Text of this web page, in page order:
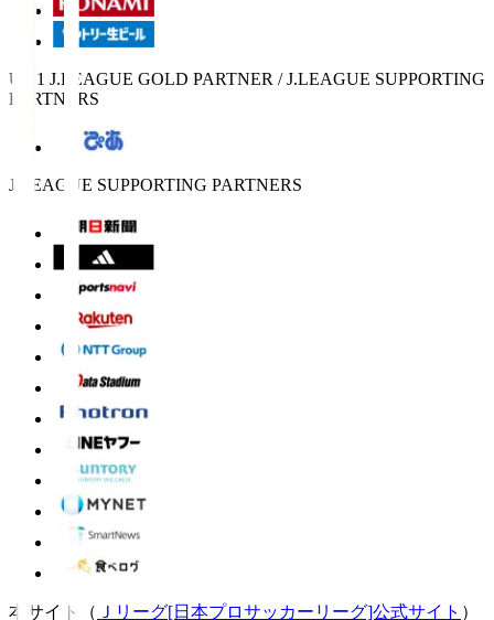
U-21 J.LEAGUE GOLD PARTNER / J.LEAGUE SUPPORTING
PARTNERS
J.LEAGUE SUPPORTING PARTNERS
本サイト（ Ｊリーグ[日本プロサッカーリーグ]公式サイト ）